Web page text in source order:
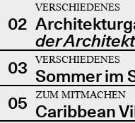
02
VERSCHIEDENES
der
03
VERSCHIEDENES
Sommer im
05
ZUM MITMACHEN
Caribbean